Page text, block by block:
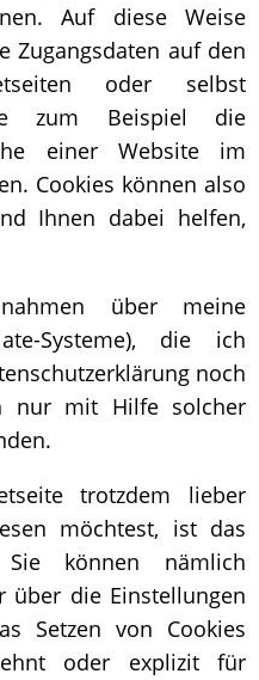
Auf diese Weise
Zugangsdaten auf den
oder selbst
zum Beispiel die
einer Website im
Cookies können also
Ihnen dabei helfen,
über meine
Systeme), die ich
noch
nur mit Hilfe solcher
trotzdem lieber
möchtest, ist das
können nämlich
über die Einstellungen
Setzen von Cookies
oder explizit für